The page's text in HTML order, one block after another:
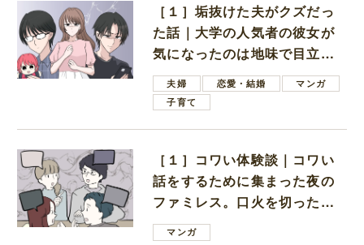
［１］垢抜けた夫がクズだっ
た話｜大学の人気者の彼女が
気になったのは地味で目立た
ない男子学生
夫婦 恋愛・結婚
マンガ
子育て
［１］コワい体験談｜コワい
話をするために集まった夜の
ファミレス。口火を切ったの
は電車好きの男の子ママ
マンガ